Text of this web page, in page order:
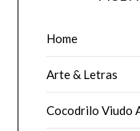
Home
Arte & Letras
Cocodrilo Viudo